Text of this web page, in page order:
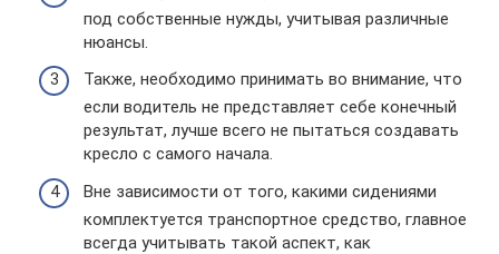
под собственные нужды, учитывая различные
нюансы.
Также, необходимо принимать во внимание, что
если водитель не представляет себе конечный
результат, лучше всего не пытаться создавать
кресло с самого начала.
Вне зависимости от того, какими сидениями
комплектуется транспортное средство, главное
всегда учитывать такой аспект, как